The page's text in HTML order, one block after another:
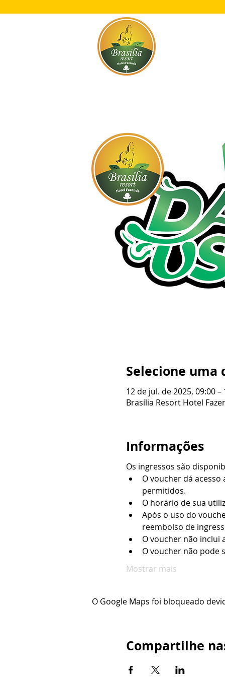
Selecione uma
12 de jul. de 2025, 09:00 –
Brasília Resort Hotel
Informações
Os ingressos são
O voucher dá
permitidos.
O horário de sua
Após o uso do
reembolso de
O voucher não inclui
O voucher não pode
Mostrar mais
O Google Maps foi bloqueado
Compartilhe